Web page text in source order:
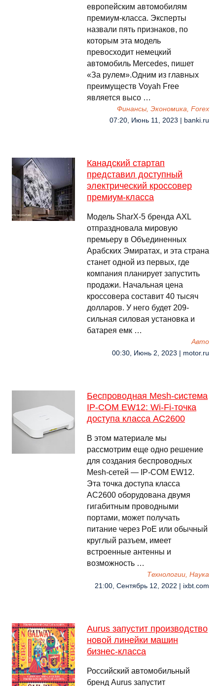
европейским автомобилям
премиум-класса. Эксперты
назвали пять признаков, по
которым эта модель
превосходит немецкий
автомобиль Mercedes, пишет
«За рулем».Одним из главных
преимуществ Voyah Free
является высо …
Финансы, Экономика, Forex
07:20, Июнь 11, 2023 | banki.ru
Канадский стартап
представил доступный
электрический кроссовер
премиум-класса
Модель SharX-5 бренда AXL
отпраздновала мировую
премьеру в Объединенных
Арабских Эмиратах, и эта страна
станет одной из первых, где
компания планирует запустить
продажи. Начальная цена
кроссовера составит 40 тысяч
долларов. У него будет 209-
сильная силовая установка и
батарея емк …
Авто
00:30, Июнь 2, 2023 | motor.ru
Беспроводная Mesh-система
IP-COM EW12: Wi-Fi-точка
доступа класса AC2600
В этом материале мы
рассмотрим еще одно решение
для создания беспроводных
Mesh-сетей — IP-COM EW12.
Эта точка доступа класса
AC2600 оборудована двумя
гигабитным проводными
портами, может получать
питание через PoE или обычный
круглый разъем, имеет
встроенные антенны и
возможность …
Технологии, Наука
21:00, Сентябрь 12, 2022 | ixbt.com
Aurus запустит производство
новой линейки машин
бизнес-класса
Российский автомобильный
бренд Aurus запустит